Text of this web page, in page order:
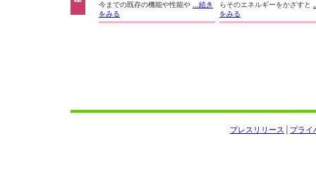
今までの既存の機能や性能や
...続き
をみる
らそのエネルギーをかざすと
をみる
プライ
プレスリリース